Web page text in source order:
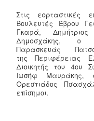
Στις εορταστικές
Βουλευτές Έβρου
Γκαρά,
Δημοσχάκης, ο
Παρασκευάς
της Περιφέρειας
Διοικητής του 4ου
Ιωσήφ Μαυράκης, ο
Ορεστιάδος
επίσημοι.